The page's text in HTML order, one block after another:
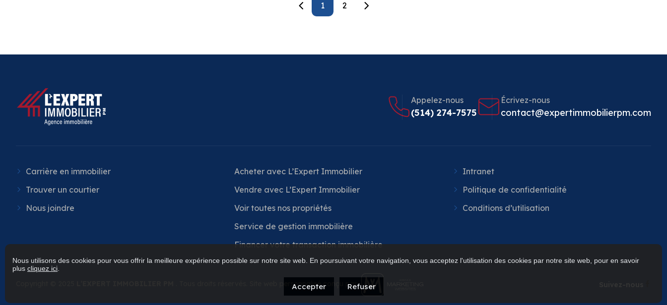
1 2
Appelez-nous
(514) 274-7575
Écrivez-nous
contact@expertimmobilierpm.com
Carrière en immobilier
Trouver un courtier
Nous joindre
Acheter avec L’Expert Immobilier
Vendre avec L’Expert Immobilier
Voir toutes nos propriétés
Service de gestion immobilière
Financer votre transaction immobilière
Intranet
Politique de confidentialité
Conditions d’utilisation
. Tous droits réservés. Site web personnalisé conçu par
Nous utilisons des cookies pour vous offrir la meilleure expérience possible sur notre site web. En poursuivant votre navigation, vous acceptez l'utilisation des cookies par notre site web, pour en savoir
plus cliquez ici
Accepter Refuser